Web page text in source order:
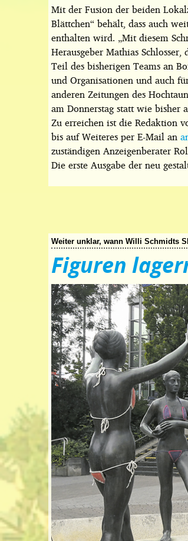
Mit der Fusion der beiden
Blättchen“ behält, dass auch
enthalten wird. „Mit diesem
Herausgeber Mathias
Teil des bisherigen Teams an
und Organisationen und auch
anderen Zeitungen des
am Donnerstag statt wie bisher
Zu erreichen ist die Redaktion
bis auf Weiteres per E-Mail an
zuständigen Anzeigenberater
Die erste Ausgabe der neu
Weiter unklar, wann Willi Schmidts
Figuren